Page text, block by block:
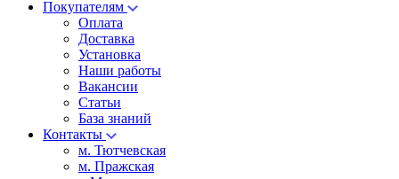
Покупателям
Оплата
Доставка
Установка
Наши работы
Вакансии
Статьи
База знаний
Контакты
м. Тютчевская
м. Пражская